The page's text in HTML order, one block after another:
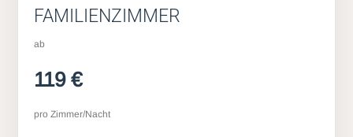
FAMILIENZIMMER
ab
119 €
pro Zimmer/Nacht